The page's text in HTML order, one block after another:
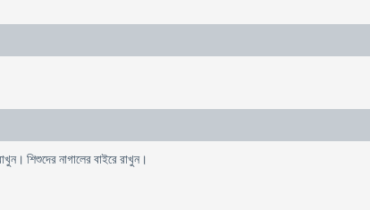
শিশুদের নাগালের বাইরে রাখুন।